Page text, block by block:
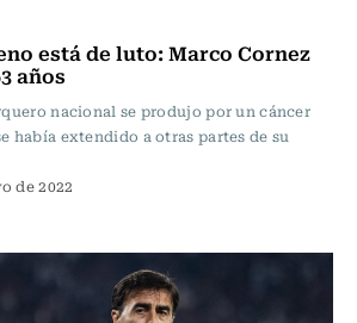
está de luto: Marco Cornez
años
nacional se produjo por un cáncer
había extendido a otras partes de su
de 2022